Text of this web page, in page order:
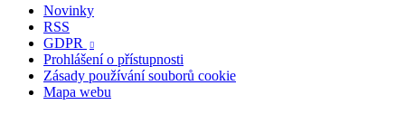
Novinky
RSS
GDPR

Prohlášení o přístupnosti
Zásady používání souborů cookie
Mapa webu